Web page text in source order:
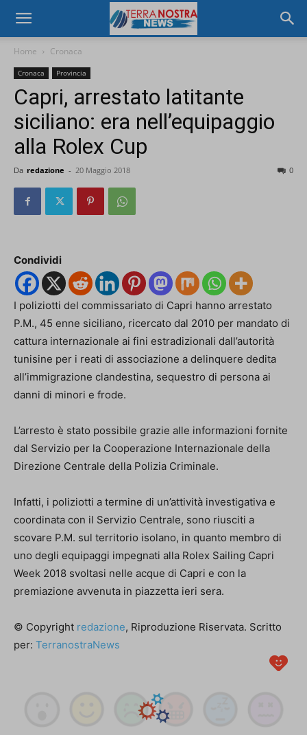
Home Cronaca
Cronaca Provincia
Capri, arrestato latitante
siciliano: era nell’equipaggio
alla Rolex Cup
Da redazione - 20 Maggio 2018 0
Condividi
I poliziotti del commissariato di Capri hanno arrestato
P.M., 45 enne siciliano, ricercato dal 2010 per mandato di
cattura internazionale ai fini estradizionali dall’autorità
tunisine per i reati di associazione a delinquere dedita
all’immigrazione clandestina, sequestro di persona ai
danni di minori e frode.
L’arresto è stato possibile grazie alle informazioni fornite
dal Servizio per la Cooperazione Internazionale della
Direzione Centrale della Polizia Criminale.
Infatti, i poliziotti a termine di un’attività investigativa e
coordinata con il Servizio Centrale, sono riusciti a
scovare P.M. sul territorio isolano, in quanto membro di
uno degli equipaggi impegnati alla Rolex Sailing Capri
Week 2018 svoltasi nelle acque di Capri e con la
premiazione avvenuta in piazzetta ieri sera.
© Copyright redazione, Riproduzione Riservata. Scritto
per: TerranostraNews